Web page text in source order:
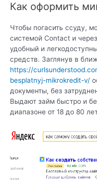
Как оформить
Чтобы погасить ссуду,
системой Contact и
удобный и
средств. Заглянув в
https://
besplatnyj-mikrokredit-v/
документы, без
Выдают займ быстро и
диапазоне от 18 до 80